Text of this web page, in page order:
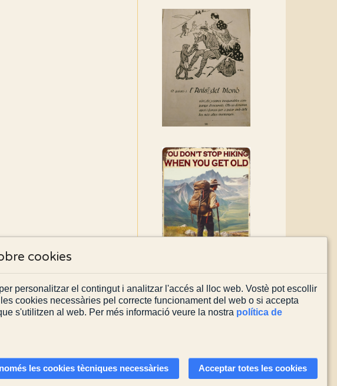
Actualitzada el03/08/2026
cookies
personalitzar el contingut i analitzar l'accés al lloc web. Vostè pot escollir
cookies necessàries pel correcte funcionament del web o si accepta
s'utilitzen al web. Per més informació veure la nostra política de
les cookies tècniques necessàries Acceptar totes les cookies